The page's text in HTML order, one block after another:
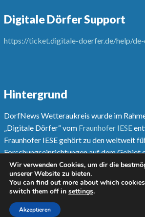
Digitale Dörfer Support
https://ticket.digitale-doerfer.de/help/
Hintergrund
DorfNews Wetteraukreis wurde im
„Digitale Dörfer“ vom Fraunhofer IESE
Fraunhofer IESE gehört zu den weltweit
Forschungseinrichtungen auf dem Gebiet
Systementwicklungsmethoden.
Mehr unterwww.digitale-doerfer.de
Wir verwenden Cookies, um dir die
unserer Website zu bieten.
You can find out more about which
switch them off in settings.
Akzeptieren